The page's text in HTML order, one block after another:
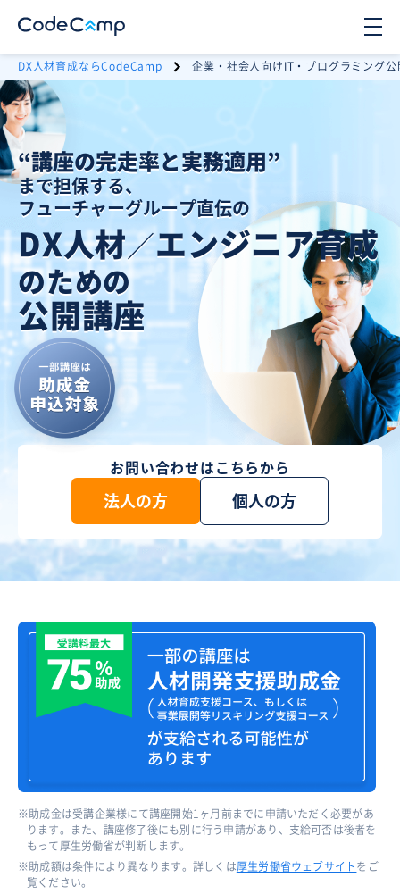
DX人材育成ならCodeCamp 企業・社会人向けIT・プログラミング
“講座の完走率と実務適用”
まで担保する、
フューチャーグループ直伝の
DX人材／エンジニア育成
のための
公開講座
お問い合わせはこちらから
法人の方 個人の方
助成金は受講企業様にて講座開始1ヶ月前までに申請いただく必要があ
ります。また、講座修了後にも別に行う申請があり、支給可否は後者を
もって厚生労働省が判断します。
助成額は条件により異なります。詳しくは厚生労働省ウェブサイトをご
覧ください。